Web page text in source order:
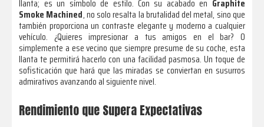
llanta; es un símbolo de estilo. Con su acabado en Graphite
Smoke Machined, no solo resalta la brutalidad del metal, sino que
también proporciona un contraste elegante y moderno a cualquier
vehículo. ¿Quieres impresionar a tus amigos en el bar? O
simplemente a ese vecino que siempre presume de su coche, esta
llanta te permitirá hacerlo con una facilidad pasmosa. Un toque de
sofisticación que hará que las miradas se conviertan en susurros
admirativos avanzando al siguiente nivel.
Rendimiento que Supera Expectativas